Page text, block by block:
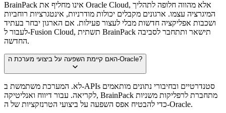
BrainPack אינו מחליף את Oracle Cloud, אלא מהווה חלופה לתהליך
המיגרציה עצמו. ארגונים מקבלים יכולות מודרניות, אינטגרציות רוחביות
ושכבות אפליקציה חדשות מבלי לעצור פעילות. אם הארגון יבחר בעתיד
לעבור ל-Fusion Cloud, תשתית BrainPack תישאר ותתחבר לסביבה
החדשה.
האם קיימת השפעה על ביצועי מערכת ה-Oracle?
לא. המערכת משתמשת ב-APIs סטנדרטיים ובחיבורי נתונים מותאמים
לקריאה. עבור דיווח ואנליטיקה, BrainPack מתחברת לרפליקות משניות
כדי להבטיח אפס השפעה על ביצועי הטרנזקציות של ה-Oracle.